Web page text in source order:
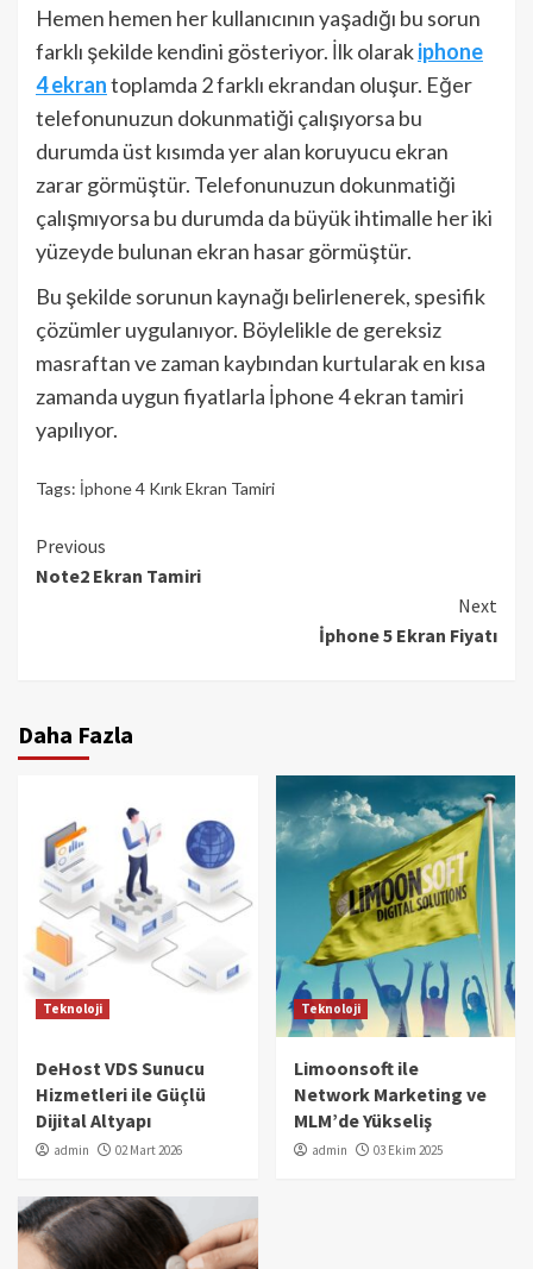
Hemen hemen her kullanıcının yaşadığı bu sorun
farklı şekilde kendini gösteriyor. İlk olarakiphone
4 ekrantoplamda 2 farklı ekrandan oluşur. Eğer
telefonunuzun dokunmatiği çalışıyorsa bu
durumda üst kısımda yer alan koruyucu ekran
zarar görmüştür. Telefonunuzun dokunmatiği
çalışmıyorsa bu durumda da büyük ihtimalle her iki
yüzeyde bulunan ekran hasar görmüştür.
Bu şekilde sorunun kaynağı belirlenerek, spesifik
çözümler uygulanıyor. Böylelikle de gereksiz
masraftan ve zaman kaybından kurtularak en kısa
zamanda uygun fiyatlarla İphone 4 ekran tamiri
yapılıyor.
Tags: İphone 4 Kırık Ekran Tamiri
Continue
Reading
Previous
Note2 Ekran Tamiri
Next
İphone 5 Ekran Fiyatı
Daha Fazla
Teknoloji
DeHost VDS Sunucu
Hizmetleri ile Güçlü
Dijital Altyapı
admin 02 Mart 2026
Teknoloji
Limoonsoft ile
Network Marketing ve
MLM’de Yükseliş
admin 03 Ekim 2025